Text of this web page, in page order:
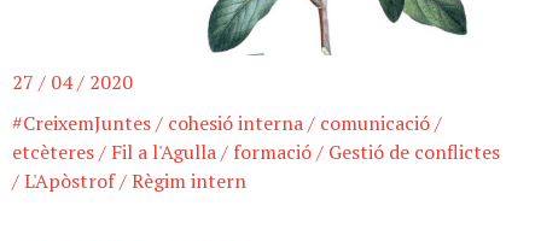
27 / 04 / 2020
#CreixemJuntes/ cohesió interna/ comunicació/
etcèteres/ Fil a l'Agulla/ formació/ Gestió de conflictes
/L'Apòstrof/Règim intern